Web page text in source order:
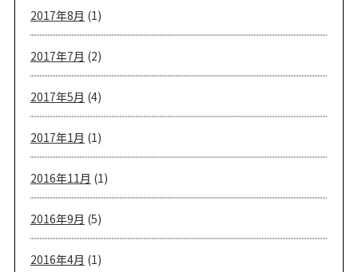
2017年8月 (1)
2017年7月 (2)
2017年5月 (4)
2017年1月 (1)
2016年11月 (1)
2016年9月 (5)
2016年4月 (1)